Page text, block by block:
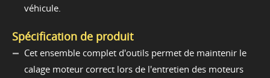
véhicule.
Spécification de produit
Cet ensemble complet d'outils permet de maintenir le
calage moteur correct lors de l'entretien des moteurs